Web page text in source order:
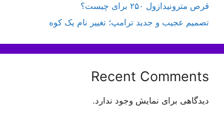
قرص مترونیدازول ۲۵۰ برای چیست؟
تصمیم عجیب و جدید ترامپ؛ تغییر نام یک کوه
Recent Comments
دیدگاهی برای نمایش وجود ندارد.